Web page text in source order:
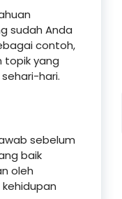
sudah Anda
contoh,
topik yang
hari.
sebelum
baik
oleh